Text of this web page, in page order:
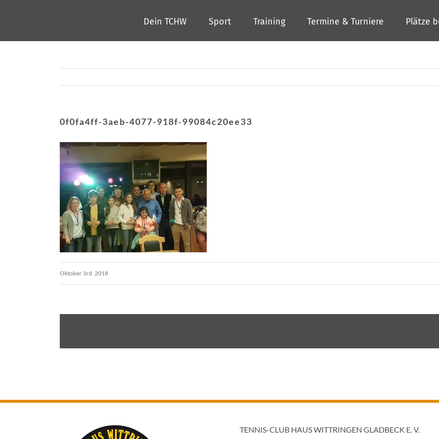
springen
Dein TCHW Sport Training Termine & Turniere Plätze
0f0fa4ff-3aeb-4077-918f-99084c20ee33
Oktober 3rd. 2018
TENNIS-CLUB HAUS WITTRINGEN GLADBECK E. V.